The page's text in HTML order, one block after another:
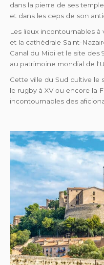
dans la pierre de ses
et dans les ceps de son
Les lieux incontournables
et la cathédrale Saint-
Canal du Midi et le site des
au patrimoine mondial de
Cette ville du Sud cultive le
le rugby à XV ou encore la
incontournables des